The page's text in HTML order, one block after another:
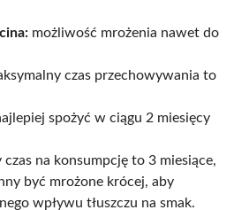
możliwość mrożenia nawet do
czas przechowywania to
spożyć w ciągu 2 miesięcy
na konsumpcję to 3 miesiące,
być mrożone krócej, aby
wpływu tłuszczu na smak.